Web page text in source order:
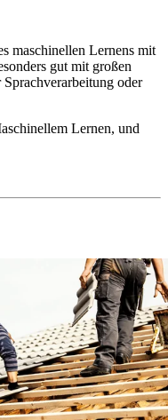
maschinellen Lernens mit
gut mit großen
oder
Lernen, und